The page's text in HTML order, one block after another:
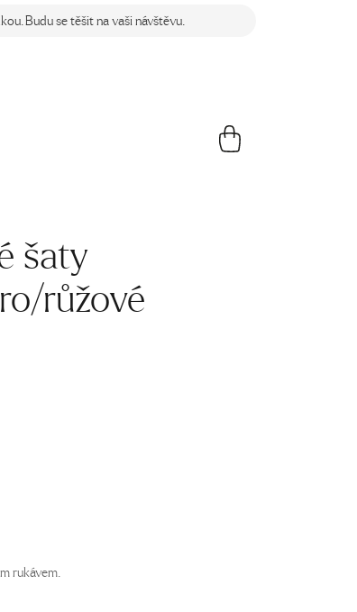
Budu se těšit na vaši návštěvu.
šaty
růžové
rukávem.